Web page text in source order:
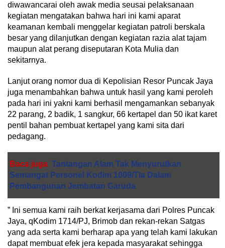
diwawancarai oleh awak media seusai pelaksanaan
kegiatan mengatakan bahwa hari ini kami aparat
keamanan kembali menggelar kegiatan patroli berskala
besar yang dilanjutkan dengan kegiatan razia alat tajam
maupun alat perang diseputaran Kota Mulia dan
sekitarnya.
Lanjut orang nomor dua di Kepolisian Resor Puncak Jaya
juga menambahkan bahwa untuk hasil yang kami peroleh
pada hari ini yakni kami berhasil mengamankan sebanyak
22 parang, 2 badik, 1 sangkur, 66 kertapel dan 50 ikat karet
pentil bahan pembuat kertapel yang kami sita dari
pedagang.
Baca juga Tantangan Alam Tak Menyurutkan
Semangat Personel Kodim 1009/Tla Dalam
Pembangunan Jembatan Garuda
” Ini semua kami raih berkat kerjasama dari Polres Puncak
Jaya, qKodim 1714/PJ, Brimob dan rekan-rekan Satgas
yang ada serta kami berharap apa yang telah kami lakukan
dapat membuat efek jera kepada masyarakat sehingga